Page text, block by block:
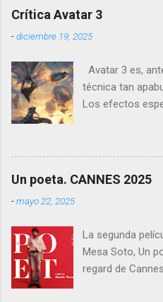
internacionales,
en la historia del
Crítica Avatar 3
-diciembre 19, 2025
Avatar 3 es,
técnica tan
Los efectos
otras películas,
inalcanzables
durante los
entero.
Un poeta. CANNES 2025
-mayo 22, 2025
La segunda
Mesa Soto, Un
regard de